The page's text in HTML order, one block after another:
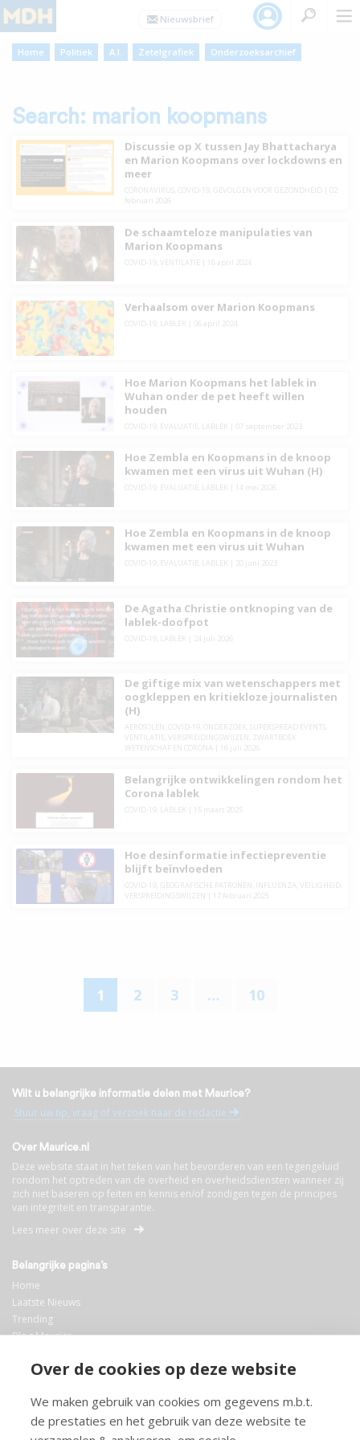
Over de cookies op deze website
We maken gebruik van cookies om gegevens m.b.t.
de prestaties en het gebruik van deze website te
Home Politiek A.I. Zetelgrafiek Onderzoeksarchief
Search: marion koopmans
Discussie op X tussen Jay Bhattacharya
en Marion Koopmans over lockdowns en
meer
CORONAVIRUS, COVID-19, GEVOLGEN VOOR GEZONDHEID| 02
februari 2026
De schaamteloze manipulaties van
Marion Koopmans
COVID-19, VENTILATIE | 18 april 2024
Verhaalsom over Marion Koopmans
COVID-19, LABLEK | 06 april 2024
Hoe Marion Koopmans het lablek in
Wuhan onder de pet heeft willen
houden
COVID-19, EVALUATIE LABLEK | 07 september 2023
Hoe Zembla en Koopmans in de knoop
kwamen met een virus uit Wuhan (H)
COVID-19, EVALUATIE LABLEK | 14 mei 2026
Hoe Zembla en Koopmans in de knoop
kwamen met een virus uit Wuhan
COVID-19, EVALUATIE LABLEK | 20 juni 2023
De Agatha Christie ontknoping van de
lablek-doofpot
COVID-19, LABLEK | 24 juli 2026
De giftige mix van wetenschappers met
oogkleppen en kritiekloze journalisten
(H)
AEROSOLEN COVID-19, ONDERZOEK SUPERSPREAD EVENTS,
VENTILATIE
VERSPREIDINGSWIJZEN ZWARTBOEK
WETENSCHAP EN CORONA | 16 juli 2026
Belangrijke ontwikkelingen rondom het
Corona lablek
COVID-19, LABLEK | 15 maart 2025
Hoe desinformatie infectiepreventie
blijft beïnvloeden
COVID-19, GEOGRAFISCHE PATRONEN INFLUENZA VEILIGHEID,
VERSPREIDINGSWIJZEN | 17 februari 2025
1 2 3 … 10
Wilt u belangrijke informatie delen met Maurice?
Stuur uw tip, vraag of verzoek naar de redactie
Over Maurice.nl
Deze website staat in het teken van het bevorderen van een tegengeluid
rondom het optreden van de overheid en overheidsdiensten wanneer zij
zich niet baseren op feiten en kennis en/of zondigen tegen de principes
van integriteit en transparantie.
Lees meer over deze site
Belangrijke pagina’s
Home
Laatste Nieuws
Trending
Blog Maurice
Bibliotheek
Info en service
FAQ